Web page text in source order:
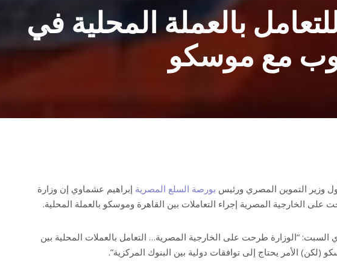
بالعملة المحلية في
مع موسكو
وزير التموين المصري ورئيس بورصة السلع المصرية إبراهيم عشماوي إن وزارة
على الخارجية المصرية إجراء التعاملات بين القاهرة وموسكو بالعملة المحلية.
“الوزارة طرحت على الخارجية المصرية… التعامل بالعملات المحلية بين
(لكن) الأمر يحتاج إلى توافقات دولية بين البنوك المركزية”.